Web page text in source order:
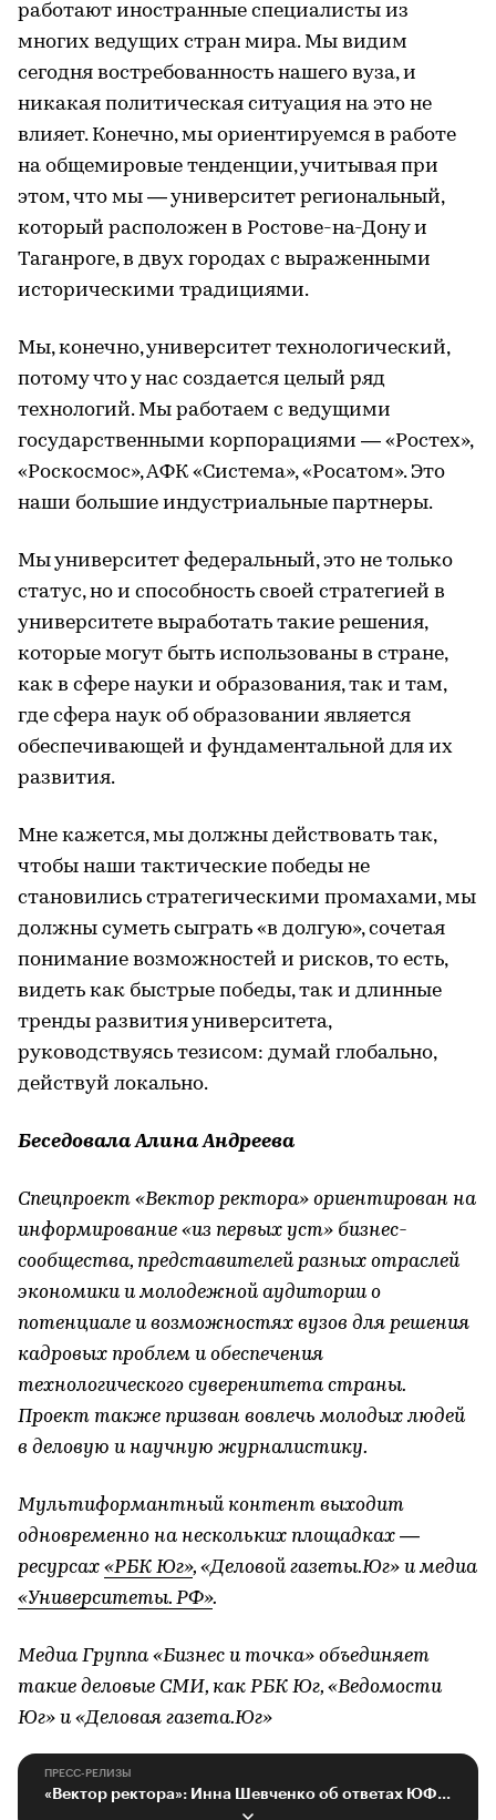
работают иностранные специалисты из
многих ведущих стран мира. Мы видим
сегодня востребованность нашего вуза, и
никакая политическая ситуация на это не
влияет. Конечно, мы ориентируемся в работе
на общемировые тенденции, учитывая при
этом, что мы — университет региональный,
который расположен в Ростове-на-Дону и
Таганроге, в двух городах с выраженными
историческими традициями.
Мы, конечно, университет технологический,
потому что у нас создается целый ряд
технологий. Мы работаем с ведущими
государственными корпорациями — «Ростех»,
«Роскосмос», АФК «Система», «Росатом». Это
наши большие индустриальные партнеры.
Мы университет федеральный, это не только
статус, но и способность своей стратегией в
университете выработать такие решения,
которые могут быть использованы в стране,
как в сфере науки и образования, так и там,
где сфера наук об образовании является
обеспечивающей и фундаментальной для их
развития.
Мне кажется, мы должны действовать так,
чтобы наши тактические победы не
становились стратегическими промахами, мы
должны суметь сыграть «в долгую», сочетая
понимание возможностей и рисков, то есть,
видеть как быстрые победы, так и длинные
тренды развития университета,
руководствуясь тезисом: думай глобально,
действуй локально.
Беседовала Алина Андреева
Спецпроект «Вектор ректора» ориентирован на
информирование «из первых уст» бизнес-
сообщества, представителей разных отраслей
экономики и молодежной аудитории о
потенциале и возможностях вузов для решения
кадровых проблем и обеспечения
технологического суверенитета страны.
Проект также призван вовлечь молодых людей
в деловую и научную журналистику.
Мультиформантный контент выходит
одновременно на нескольких площадках —
ресурсах «РБК Юг», «Деловой газеты.Юг» и медиа
«Университеты. РФ».
Медиа Группа «Бизнес и точка» объединяет
такие деловые СМИ, как РБК Юг, «Ведомости
Юг» и «Деловая газета.Юг»
ПРЕСС-РЕЛИЗЫ
«Вектор ректора»: Инна Шевченко об ответах ЮФУ на кадровые вызовы